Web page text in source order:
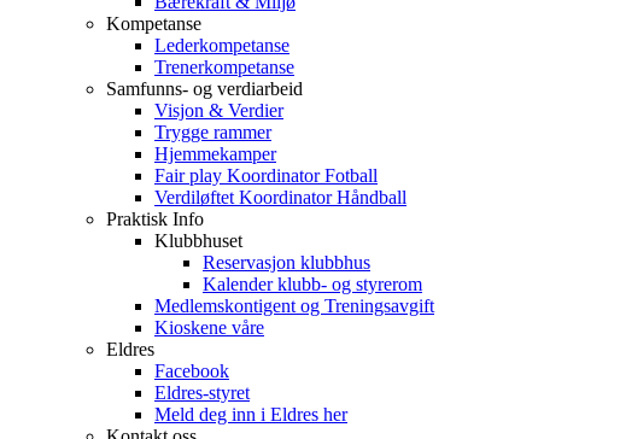
Kompetanse
Lederkompetanse
Trenerkompetanse
Samfunns- og verdiarbeid
Visjon & Verdier
Trygge rammer
Hjemmekamper
Fair play Koordinator Fotball
Verdiløftet Koordinator Håndball
Praktisk Info
Klubbhuset
Reservasjon klubbhus
Kalender klubb- og styrerom
Medlemskontigent og Treningsavgift
Kioskene våre
Eldres
Facebook
Eldres-styret
Meld deg inn i Eldres her